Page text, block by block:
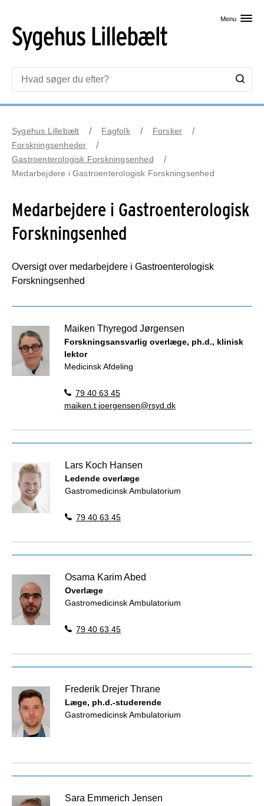
Menu
Sygehus Lillebælt Fagfolk
Forsker
Forskningsenheder
Gastroenterologisk Forskningsenhed
Medarbejdere i Gastroenterologisk Forskningsenhed
Medarbejdere i Gastroenterologisk
Forskningsenhed
Oversigt over medarbejdere i Gastroenterologisk
Forskningsenhed
Maiken Thyregod Jørgensen
Forskningsansvarlig overlæge, ph.d., klinisk
lektor
Medicinsk Afdeling
79 40 63 45
maiken.t.joergensen@rsyd.dk
Lars Koch Hansen
Ledende overlæge
Gastromedicinsk Ambulatorium
79 40 63 45
Osama Karim Abed
Overlæge
Gastromedicinsk Ambulatorium
79 40 63 45
Frederik Drejer Thrane
Læge, ph.d.-studerende
Gastromedicinsk Ambulatorium
Sara Emmerich Jensen